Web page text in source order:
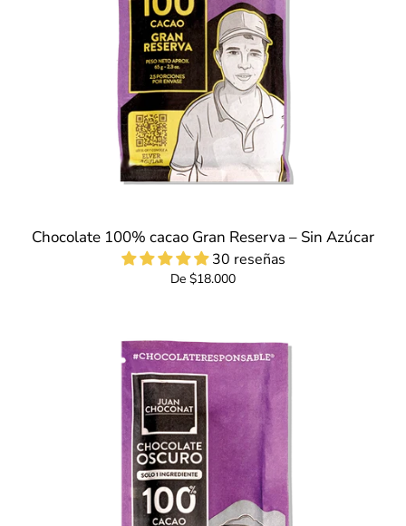
Chocolate 100% cacao Gran Reserva – Sin Azúcar
30 reseñas
De $18.000